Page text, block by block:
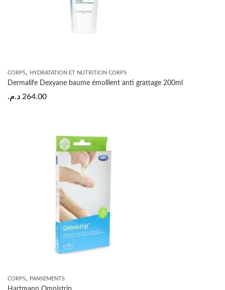
CORPS, HYDRATATION ET NUTRITION CORPS
Dermalife Dexyane baume émollient anti grattage 200ml
264.00 د.م.
CORPS, PANSEMENTS